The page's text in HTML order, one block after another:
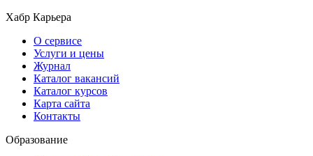
Хабр Карьера
О сервисе
Услуги и цены
Журнал
Каталог вакансий
Каталог курсов
Карта сайта
Контакты
Образование